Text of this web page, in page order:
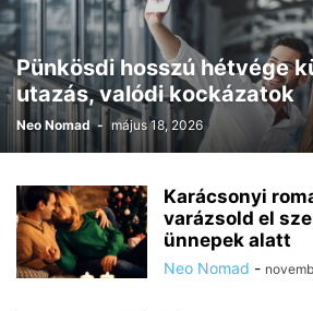
Pünkösdi hosszú hétvége
utazás, valódi kockázatok
Neo Nomad - május 18, 2026
Karácsonyi
varázsold el
ünnepek alatt
Neo Nomad -